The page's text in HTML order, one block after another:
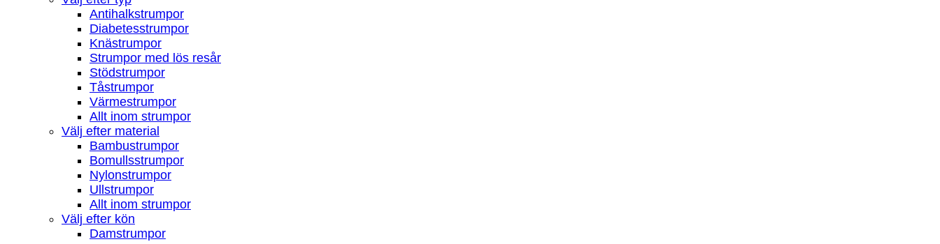
Antihalkstrumpor
Diabetesstrumpor
Knästrumpor
Strumpor med lös resår
Stödstrumpor
Tåstrumpor
Värmestrumpor
Allt inom strumpor
Välj efter material
Bambustrumpor
Bomullsstrumpor
Nylonstrumpor
Ullstrumpor
Allt inom strumpor
Välj efter kön
Damstrumpor